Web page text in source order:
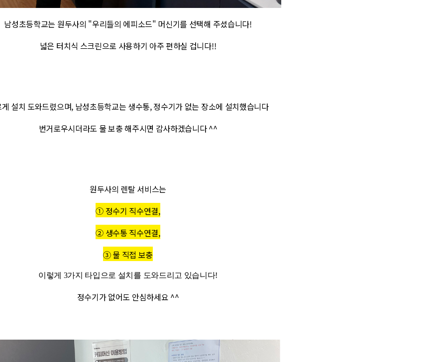
남성초등학교는 원두사의 "우리들의 에피소드" 머신기를 선택해 주셨습니다!
넓은 터치식 스크린으로 사용하기 아주 편하실 겁니다!!
설치 도와드렸으며, 남성초등학교는 생수통, 정수기가 없는 장소에 설치했습니다
번거로우시더라도 물 보충 해주시면 감사하겠습니다 ^^
원두사의 렌탈 서비스는
① 정수기 직수연결,
② 생수통 직수연결,
③ 물 직접 보충
이렇게 3가지 타입으로 설치를 도와드리고 있습니다!
정수기가 없어도 안심하세요 ^^